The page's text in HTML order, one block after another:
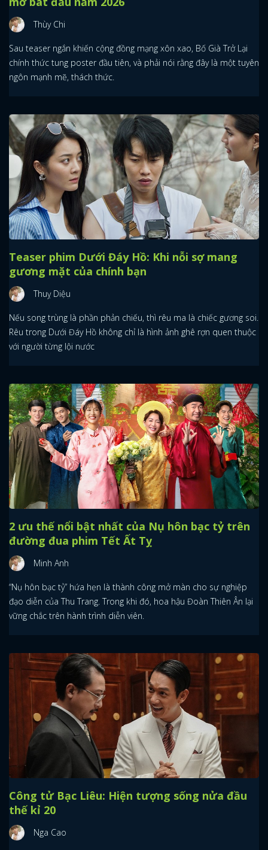
Thùy Chi
Sau teaser ngắn khiến cộng đồng mạng xôn xao, Bố Già Trở Lại
chính thức tung poster đầu tiên, và phải nói rằng đây là một tuyên
ngôn mạnh mẽ, thách thức.
Teaser phim Dưới Đáy Hồ: Khi nỗi sợ mang
gương mặt của chính bạn
Thuỵ Diệu
Nếu song trùng là phần phản chiếu, thì rêu ma là chiếc gương soi.
Rêu trong Dưới Đáy Hồ không chỉ là hình ảnh ghê rợn quen thuộc
với người từng lội nước
2 ưu thế nổi bật nhất của Nụ hôn bạc tỷ trên
đường đua phim Tết Ất Tỵ
Minh Anh
“Nụ hôn bạc tỷ” hứa hẹn là thành công mở màn cho sự nghiệp
đạo diễn của Thu Trang. Trong khi đó, hoa hậu Đoàn Thiên Ân lại
vững chắc trên hành trình diễn viên.
Công tử Bạc Liêu: Hiện tượng sống nửa đầu
thế kỉ 20
Nga Cao